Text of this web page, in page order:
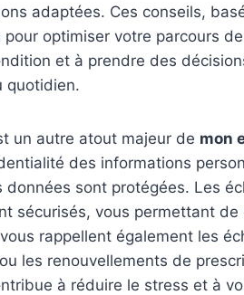
adaptées. Ces conseils,
optimiser votre parcours
et à prendre des
quotidien.
un autre atout majeur de mon
des informations
sont protégées. Les
sécurisés, vous permettant
rappellent également les
les renouvellements de
à réduire le stress et à